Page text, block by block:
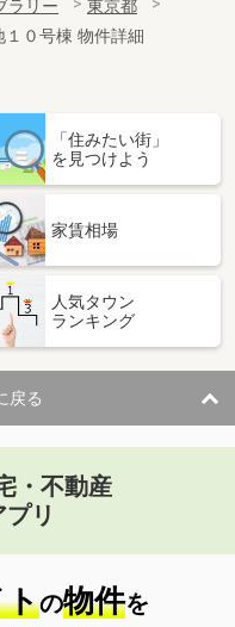
ラリー
東京都
１０号棟 物件詳細
「住みたい街」
を見つけよう
家賃相場
人気タウン
ランキング
戻る
・不動産
プリ
トの物件を